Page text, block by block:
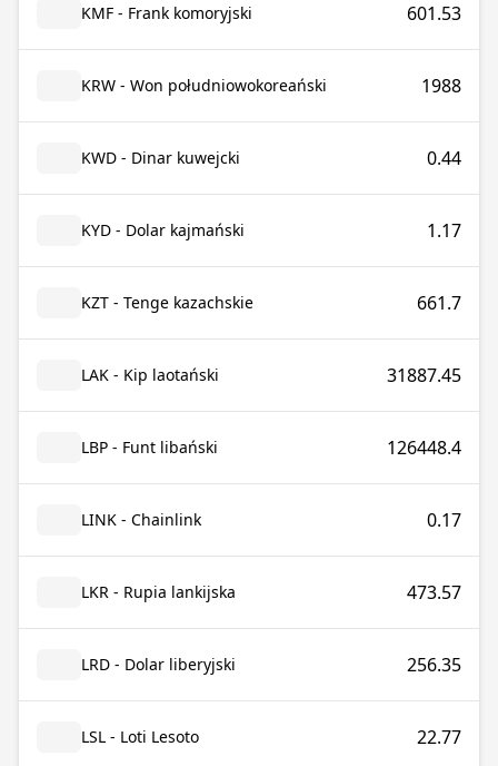
KMF - Frank komoryjski 601.53
KRW - Won południowokoreański 1988
KWD - Dinar kuwejcki 0.44
KYD - Dolar kajmański 1.17
KZT - Tenge kazachskie 661.7
LAK - Kip laotański 31887.45
LBP - Funt libański 126448.4
LINK - Chainlink 0.17
LKR - Rupia lankijska 473.57
LRD - Dolar liberyjski 256.35
LSL - Loti Lesoto 22.77